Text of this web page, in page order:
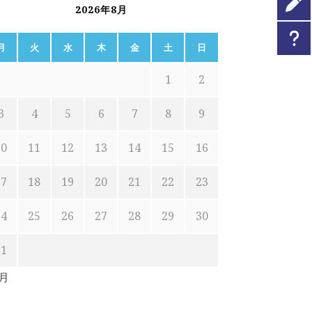
2026年8月
火 水 木 金 土 日
1 2
4 5 6 7 8 9
11 12 13 14 15 16
18 19 20 21 22 23
25 26 27 28 29 30